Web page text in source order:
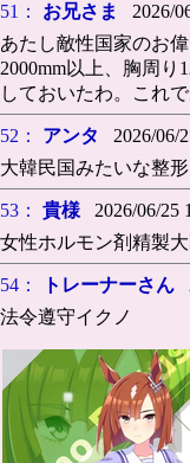
51： お兄さま 2026/
あたし敵性国家のお
2000mm以上、胸周り
しておいたわ。これ
52： アンタ 2026/06/
大韓民国みたいな整
53： 貴様 2026/06/25
女性ホルモン剤精製
54： トレーナーさん
法令遵守イクノ